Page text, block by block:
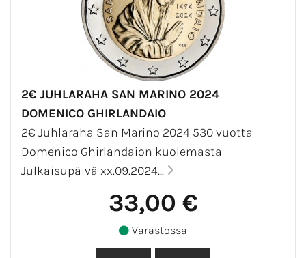
2€ JUHLARAHA SAN MARINO 2024
DOMENICO GHIRLANDAIO
2€ Juhlaraha San Marino 2024 530 vuotta
Domenico Ghirlandaion kuolemasta
Julkaisupäivä xx.09.2024...
33,00 €
Varastossa